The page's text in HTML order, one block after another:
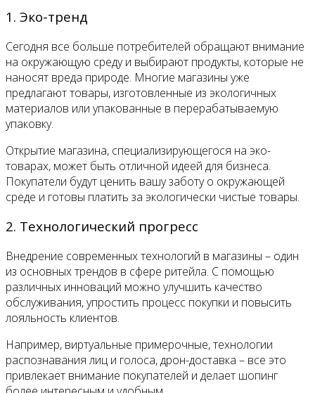
1. Эко-тренд
Сегодня все больше потребителей обращают внимание
на окружающую среду и выбирают продукты, которые не
наносят вреда природе. Многие магазины уже
предлагают товары, изготовленные из экологичных
материалов или упакованные в перерабатываемую
упаковку.
Открытие магазина, специализирующегося на эко-
товарах, может быть отличной идеей для бизнеса.
Покупатели будут ценить вашу заботу о окружающей
среде и готовы платить за экологически чистые товары.
2. Технологический прогресс
Внедрение современных технологий в магазины – один
из основных трендов в сфере ритейла. С помощью
различных инноваций можно улучшить качество
обслуживания, упростить процесс покупки и повысить
лояльность клиентов.
Например, виртуальные примерочные, технологии
распознавания лиц и голоса, дрон-доставка – все это
привлекает внимание покупателей и делает шопинг